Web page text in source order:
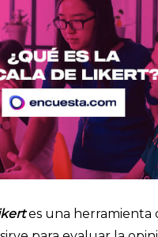
es una herramienta